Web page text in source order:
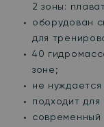
2 зоны:
оборудован
для
40
зоне;
не
подходит для
современный